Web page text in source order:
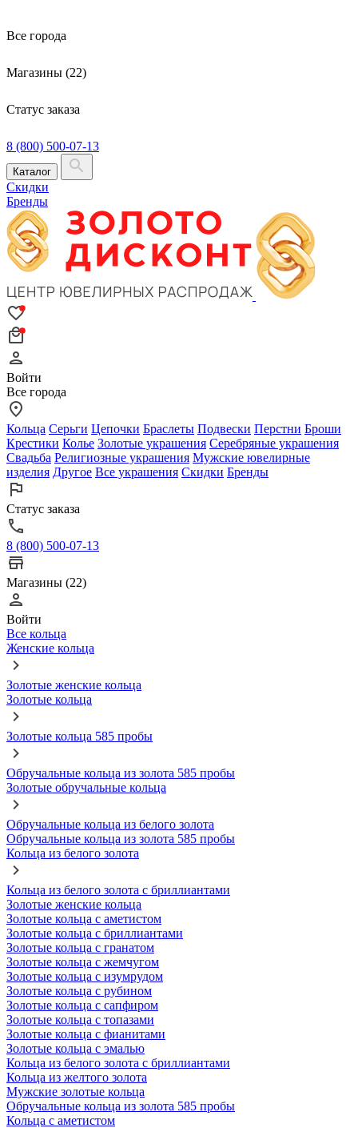
Все города
Магазины (22)
Статус заказа
8 (800) 500-07-13
Каталог
Скидки
Бренды
Войти
Все города
Кольца Серьги Цепочки Браслеты Подвески Перстни Броши
Крестики Колье Золотые украшения Серебряные украшения
Свадьба Религиозные украшения Мужские ювелирные
изделия Другое Все украшения Скидки Бренды
Статус заказа
8 (800) 500-07-13
Магазины (22)
Войти
Все кольца
Женские кольца
Золотые женские кольца
Золотые кольца
Золотые кольца 585 пробы
Обручальные кольца из золота 585 пробы
Золотые обручальные кольца
Обручальные кольца из белого золота
Обручальные кольца из золота 585 пробы
Кольца из белого золота
Кольца из белого золота с бриллиантами
Золотые женские кольца
Золотые кольца с аметистом
Золотые кольца с бриллиантами
Золотые кольца с гранатом
Золотые кольца с жемчугом
Золотые кольца с изумрудом
Золотые кольца с рубином
Золотые кольца с сапфиром
Золотые кольца с топазами
Золотые кольца с фианитами
Золотые кольца с эмалью
Кольца из белого золота с бриллиантами
Кольца из желтого золота
Мужские золотые кольца
Обручальные кольца из золота 585 пробы
Кольца с аметистом